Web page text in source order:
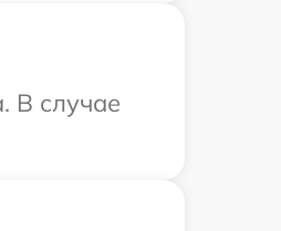
В случае